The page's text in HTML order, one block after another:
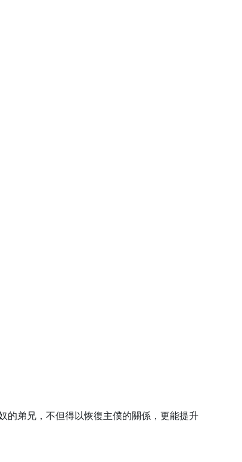
的弟兄，不但得以恢復主僕的關係，更能提升